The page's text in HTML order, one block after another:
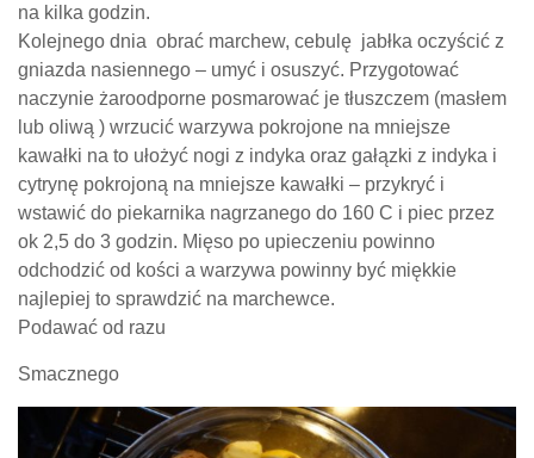
na kilka godzin.
Kolejnego dnia obrać marchew, cebulę jabłka oczyścić z
gniazda nasiennego – umyć i osuszyć. Przygotować
naczynie żaroodporne posmarować je tłuszczem (masłem
lub oliwą ) wrzucić warzywa pokrojone na mniejsze
kawałki na to ułożyć nogi z indyka oraz gałązki z indyka i
cytrynę pokrojoną na mniejsze kawałki – przykryć i
wstawić do piekarnika nagrzanego do 160 C i piec przez
ok 2,5 do 3 godzin. Mięso po upieczeniu powinno
odchodzić od kości a warzywa powinny być miękkie
najlepiej to sprawdzić na marchewce.
Podawać od razu
Smacznego